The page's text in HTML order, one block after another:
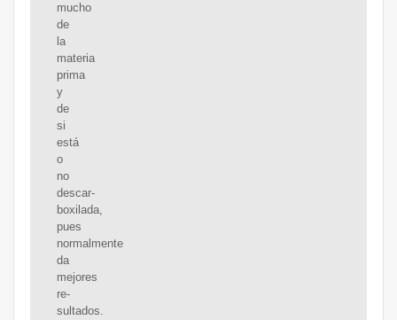
mucho
de
la
materia
prima
y
de
si
está
o
no
descar-
boxilada,
pues
normalmente
da
mejores
re-
sultados.